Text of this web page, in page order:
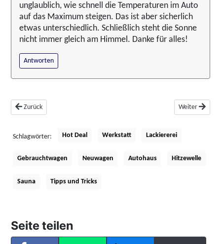
unglaublich, wie schnell die Temperaturen im Auto
auf das Maximum steigen. Das ist aber sicherlich
etwas unterschiedlich. Schließlich steht die Sonne
nicht immer gleich am Himmel. Danke für alles!
Antworten
Vorheriger Beitrag: Wohnmobil kaufen oder mieten?
Zurück Nächster
Weiter
Schlagwörter: Hot Deal Werkstatt Lackiererei
Gebrauchtwagen Neuwagen Autohaus Hitzewelle
Sauna Tipps und Tricks
Seite teilen